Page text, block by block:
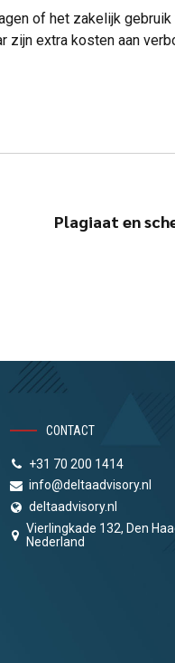
of het zakelijk
zijn extra kosten aan
Plagiaat en
CONTACT
+31 70 200 1414
info@deltaadvisory.nl
deltaadvisory.nl
Vierlingkade 132, Den
Nederland